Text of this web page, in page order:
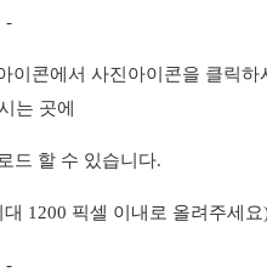
-
이콘에서 사진아이콘을 클릭하
는 곳에
드 할 수 있습니다.
1200 픽셀 이내로 올려주세요
-